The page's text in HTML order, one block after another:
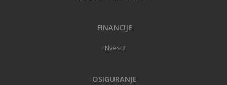
FINANCIJE
INvest2
OSIGURANJE